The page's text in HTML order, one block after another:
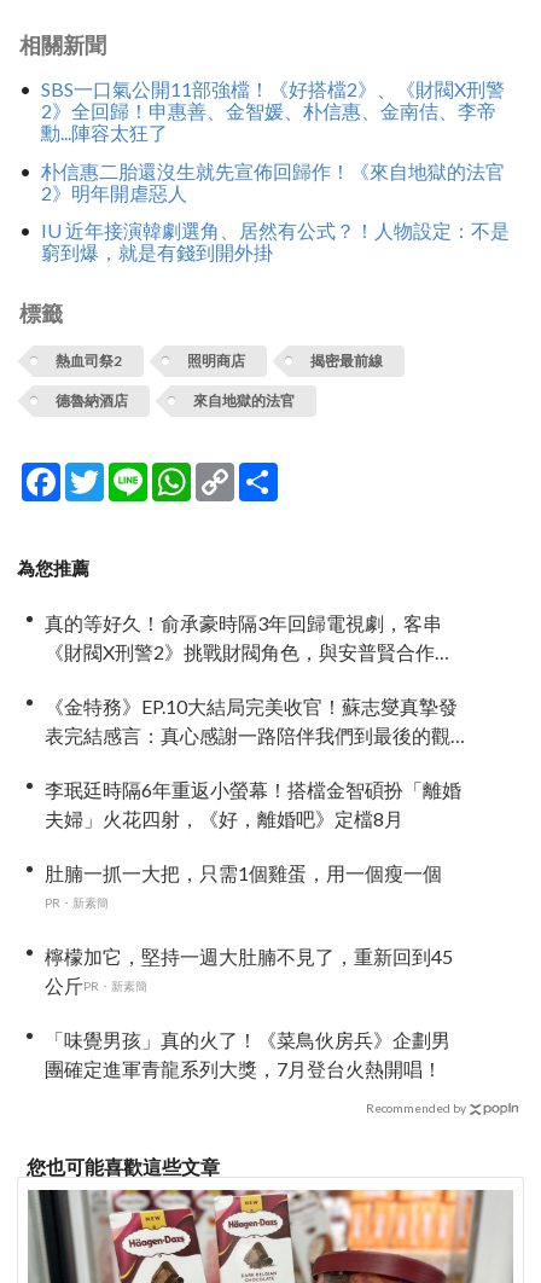
相關新聞
SBS一口氣公開11部強檔！《好搭檔2》、《財閥X刑警
2》全回歸！申惠善、金智媛、朴信惠、金南佶、李帝
勳...陣容太狂了
朴信惠二胎還沒生就先宣佈回歸作！《來自地獄的法官
2》明年開虐惡人
IU 近年接演韓劇選角、居然有公式？！人物設定：不是
窮到爆，就是有錢到開外掛
標籤
熱血司祭2 照明商店 揭密最前線
德魯納酒店 來自地獄的法官
Facebook
TwitterLine WhatsApp
Copy
Link
為您推薦
真的等好久！俞承豪時隔3年回歸電視劇，客串
《財閥X刑警2》挑戰財閥角色，與安普賢合作引
《金特務》EP.10大結局完美收官！蘇志燮真摯發
表完結感言：真心感謝一路陪伴我們到最後的觀
李珉廷時隔6年重返小螢幕！搭檔金智碩扮「離婚
夫婦」火花四射，《好，離婚吧》定檔8月
肚腩一抓一大把，只需1個雞蛋，用一個瘦一個
PR・新素簡
檸檬加它，堅持一週大肚腩不見了，重新回到45
公斤PR・新素簡
「味覺男孩」真的火了！《菜鳥伙房兵》企劃男
團確定進軍青龍系列大獎，7月登台火熱開唱！
Recommended by
您也可能喜歡這些文章